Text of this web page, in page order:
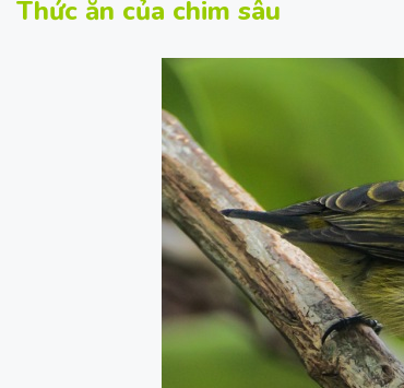
Thức ăn của chim sâu